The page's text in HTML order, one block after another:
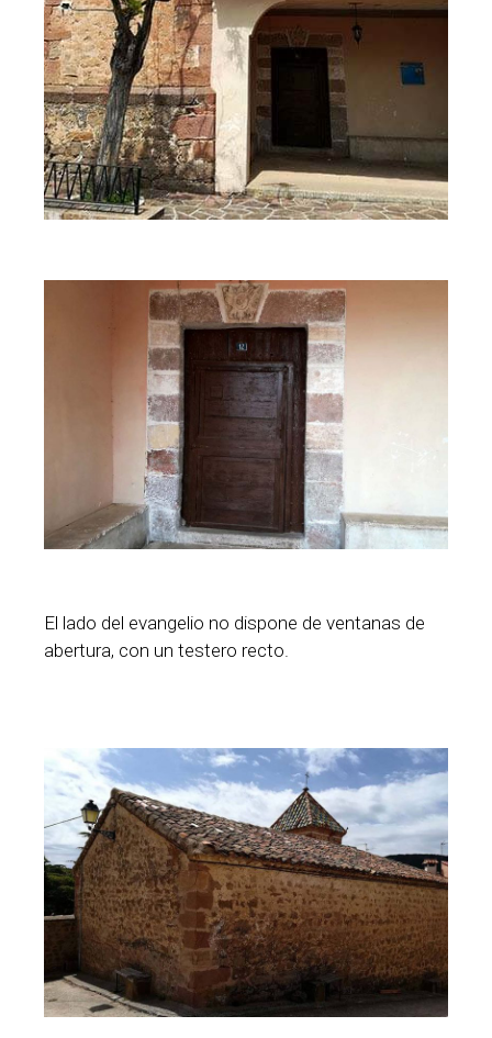
El lado del evangelio no dispone de ventanas de
abertura, con un testero recto.